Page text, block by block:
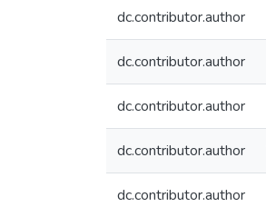
dc.contributor.author
dc.contributor.author
dc.contributor.author
dc.contributor.author
dc.contributor.author